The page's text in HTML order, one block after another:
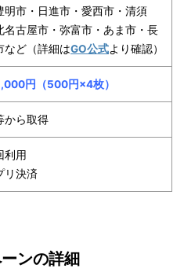
明市・日進市・愛西市・清須
名古屋市・弥富市・あま市・長
など（詳細はGO公式より確認）
円（500円×4枚）
から取得
利用
リ決済
ンの詳細